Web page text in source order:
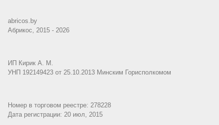
abricos.by
Абрикос, 2015 - 2026
ИП Кирик А. М.
УНП 192149423 от 25.10.2013 Минским Горисполкомом
Номер в торговом реестре: 278228
Дата регистрации: 20 июл, 2015